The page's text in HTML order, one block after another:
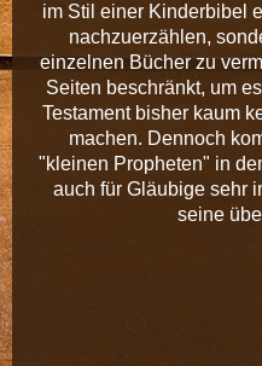
im Stil einer Kinderbibel
nachzuerzählen,
einzelnen Bücher zu
Seiten beschränkt, um
Testament bisher kaum
machen. Dennoch
"kleinen Propheten" in
auch für Gläubige sehr
seine